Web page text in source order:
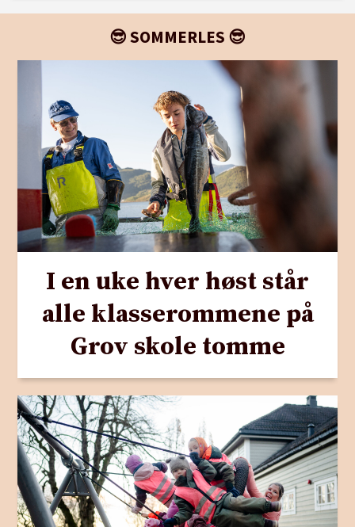
😎 SOMMERLES 😎
I en uke hver høst står
alle klasserommene på
Grov skole tomme